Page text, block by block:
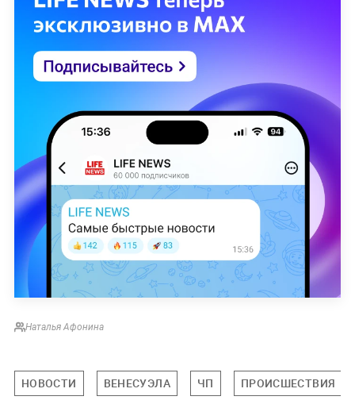
Наталья Афонина
НОВОСТИ ВЕНЕСУЭЛА ЧП ПРОИСШЕСТВИЯ